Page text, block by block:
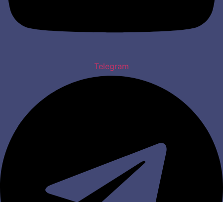
Telegram